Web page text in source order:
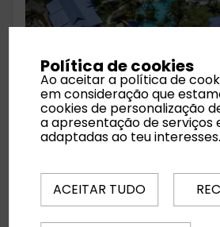
Summerville Resort -
Data de saída:2026-06-17
Aeroporto:Lisboa
Noites:
Desde2712 €
Política de cookies
Ao aceitar a política de
em consideração que
cookies de personalização
a apresentação de serviços
adaptadas ao teu interesses.
ACEITAR TUDO